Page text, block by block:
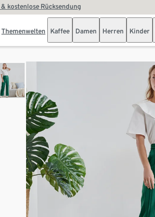
kostenlose Rücksendung
Themenwelten Kaffee Damen Herren Kinder